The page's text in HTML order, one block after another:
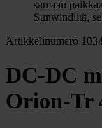
samaan
Sunwindiltä,
Artikkelinumero
DC-DC
Orion-Tr